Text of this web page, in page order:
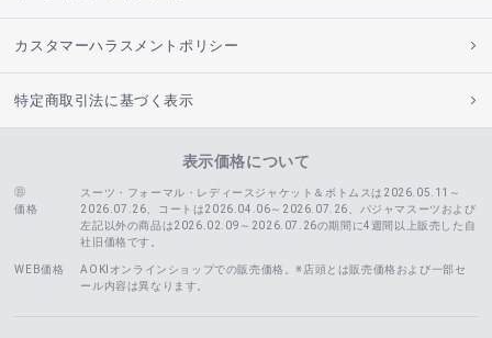
カスタマーハラスメントポリシー
特定商取引法に基づく表示
表示価格について
価格
スーツ・フォーマル・レディースジャケット＆ボトムスは2026.05.11～
2026.07.26、コートは2026.04.06～2026.07.26、
パジャマスーツおよび
左記以外の商品は2026.02.09～2026.07.26の期間に4週間以上販売した自
社旧価格です。
WEB価格
AOKIオンラインショップでの販売価格。※店頭とは販売価格および一部セ
ール内容は異なります。